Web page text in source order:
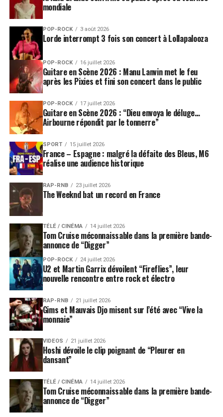
mondiale
POP-ROCK 3 août 2026
Lorde interrompt 3 fois son concert à Lollapalooza
POP-ROCK 16 juillet 2026
Guitare en Scène 2026 : Manu Lanvin met le feu
après les Pixies et fini son concert dans le public
POP-ROCK 17 juillet 2026
Guitare en Scène 2026 : “Dieu envoya le déluge…
Airbourne répondit par le tonnerre”
SPORT 15 juillet 2026
France – Espagne : malgré la défaite des Bleus, M6
réalise une audience historique
RAP-RNB 23 juillet 2026
The Weeknd bat un record en France
TÉLÉ / CINÉMA 14 juillet 2026
Tom Cruise méconnaissable dans la première bande-
annonce de “Digger”
POP-ROCK 24 juillet 2026
U2 et Martin Garrix dévoilent “Fireflies”, leur
nouvelle rencontre entre rock et électro
RAP-RNB 21 juillet 2026
Gims et Mauvais Djo misent sur l’été avec “Vive la
monnaie”
VIDEOS 21 juillet 2026
Hoshi dévoile le clip poignant de “Pleurer en
dansant”
TÉLÉ / CINÉMA 14 juillet 2026
Tom Cruise méconnaissable dans la première bande-
annonce de “Digger”